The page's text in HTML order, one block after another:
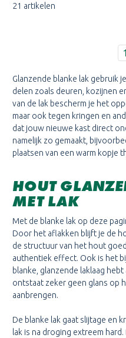
21 artikelen
1
Glanzende blanke lak gebruik
delen zoals deuren, kozijnen
van de lak bescherm je het
maar ook tegen kringen en
dat jouw nieuwe kast direct
namelijk zo gemaakt,
plaatsen van een warm kopje
HOUT
MET LAK
Met de blanke lak op deze
Door het aflakken blijft je de
de structuur van het hout
authentiek effect. Ook is het
blanke, glanzende laklaag
ontstaat zeker geen glans op
aanbrengen.
De blanke lak gaat slijtage en
lak is na droging extreem